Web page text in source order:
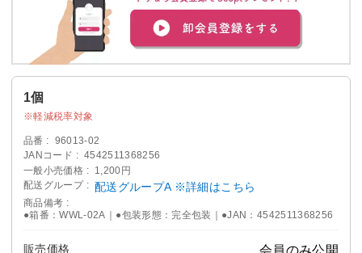
1個
軽減税率対象
品番
96013-02
JANコード
4542511368256
一般小売価格
1,200円
配送グループ
配送グループA ※詳細はこちら
商品備考
●箱番：WWL-02A｜●包装形態：完全包装｜●JAN：4542511368256
販売価格 会員のみ公開